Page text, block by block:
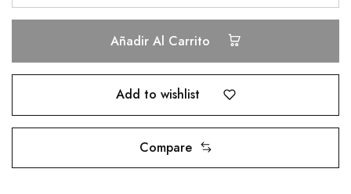
Añadir Al Carrito
Add to wishlist
Compare